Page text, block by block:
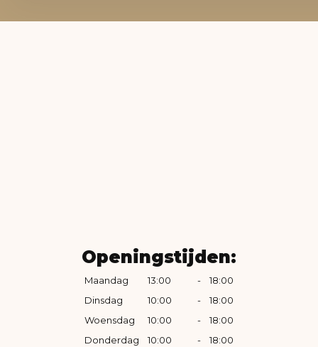
Openingstijden:
Maandag 13:00 -
18:00
Dinsdag
10:00 -
18:00
Woensdag
10:00 -
18:00
Donderdag
10:00 -
18:00